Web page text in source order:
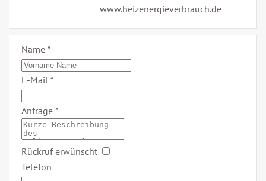
www.heizenergieverbrauch.de
Name *
E-Mail *
Anfrage *
Rückruf erwünscht
Telefon